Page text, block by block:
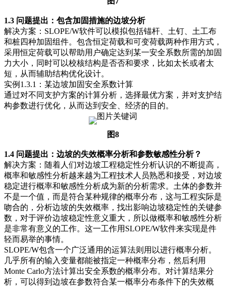
1.3 问题提出：包含加固措施的边坡分析
解决方案：SLOPE/W软件可以模拟包括锚杆、土钉、土工布
和桩四种加固组件。包含恒定荷载和可变荷载两种作用方式，
采用恒定荷载可以帮助用户确定达到某一安全系数所需的加固
力大小，同时可以校核结构是否否和要求，比如太长或者太
短，从而辅助结构优化设计。
实例1.3.1：某边坡加固安全系数计算
通过对不同支护方案的计算分析，选择最优方案，并对支护结
构参数进行优化，从而达到安全、经济的目的。
图8
1.4 问题提出：边坡的失效概率分析和参数敏感性分析？
解决方案：随着人们对边坡工程稳定性分析认识的不断提高，
概率和敏感性分析越来越为工程技术人员熟悉和接受，对边坡
稳定进行概率和敏感性分析成为新的分析需求。土体的参数并
不是一个值，而是符合某种规律的概率分布，这与工程实际是
吻合的，分析边坡的失效概率，找出影响边坡稳定性的关键参
数，对于评价边坡稳定性意义重大，所以做概率和敏感性分析
是非常有意义的工作。这一工作用SLOPE/W软件来实现是件
轻而易举的事情。
SLOPE/W包含一个广泛通用的运算法则用以进行概率分析。
几乎所有的输入变量都能被指定一种概率分布，然后利用
Monte Carlo方法计算出安全系数的概率分布。对计算结果分
析，可以得到边坡在参数符合某一概率分布条件下的失效概